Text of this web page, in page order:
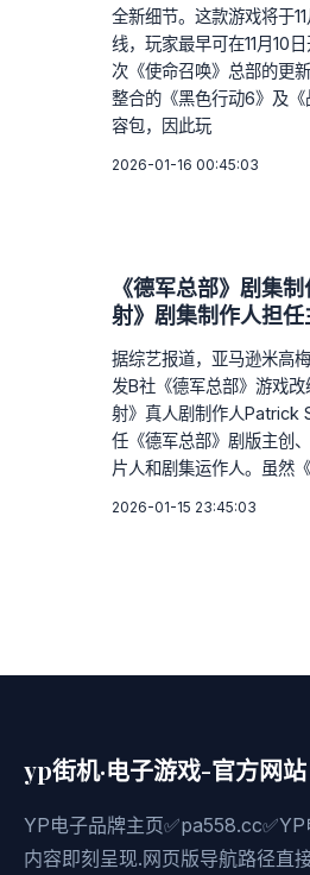
全新细节。这款游戏将于
线，玩家最早可在11月10
次《使命召唤》总部的更
整合的《黑色行动6》及《
容包，因此玩
2026-01-16 00:45:03
《德军总部》剧集
射》剧集制作人担任
据综艺报道，亚马逊米高
发B社《德军总部》游戏
射》真人剧制作人Patrick
任《德军总部》剧版主创
片人和剧集运作人。虽然
2026-01-15 23:45:03
yp街机·电子游戏-官方网站
YP电子品牌主页
内容即刻呈现.网页版导航路径直